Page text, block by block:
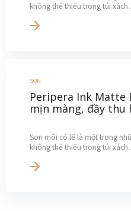
không thể thiếu trong túi xách
SON
Peripera Ink Matte
mịn màng, đầy thu
Son môi có lẽ là một trong
không thể thiếu trong túi xách